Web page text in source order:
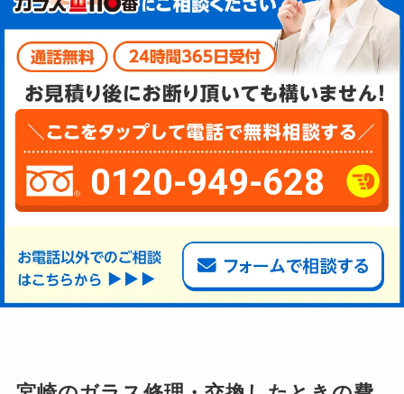
0120-949-628